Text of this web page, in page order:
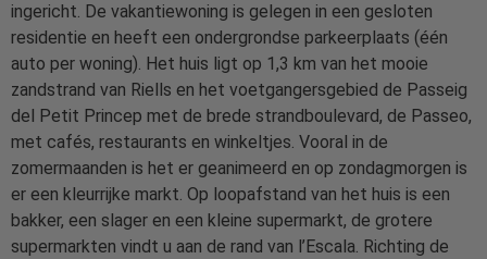
ingericht. De vakantiewoning is gelegen in een gesloten
residentie en heeft een ondergrondse parkeerplaats (één
auto per woning). Het huis ligt op 1,3 km van het mooie
zandstrand van Riells en het voetgangersgebied de Passeig
del Petit Princep met de brede strandboulevard, de Passeo,
met cafés, restaurants en winkeltjes. Vooral in de
zomermaanden is het er geanimeerd en op zondagmorgen is
er een kleurrijke markt. Op loopafstand van het huis is een
bakker, een slager en een kleine supermarkt, de grotere
supermarkten vindt u aan de rand van l’Escala. Richting de